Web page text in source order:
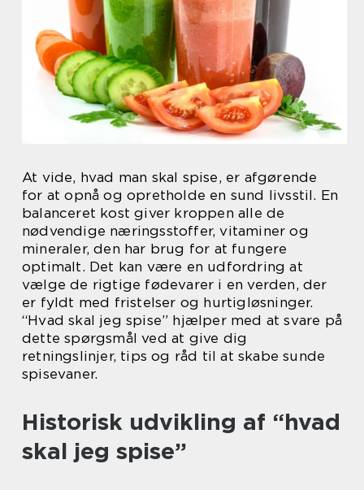
At vide, hvad man skal spise, er afgørende
for at opnå og opretholde en sund livsstil. En
balanceret kost giver kroppen alle de
nødvendige næringsstoffer, vitaminer og
mineraler, den har brug for at fungere
optimalt. Det kan være en udfordring at
vælge de rigtige fødevarer i en verden, der
er fyldt med fristelser og hurtigløsninger.
“Hvad skal jeg spise” hjælper med at svare på
dette spørgsmål ved at give dig
retningslinjer, tips og råd til at skabe sunde
spisevaner.
Historisk udvikling af “hvad
skal jeg spise”